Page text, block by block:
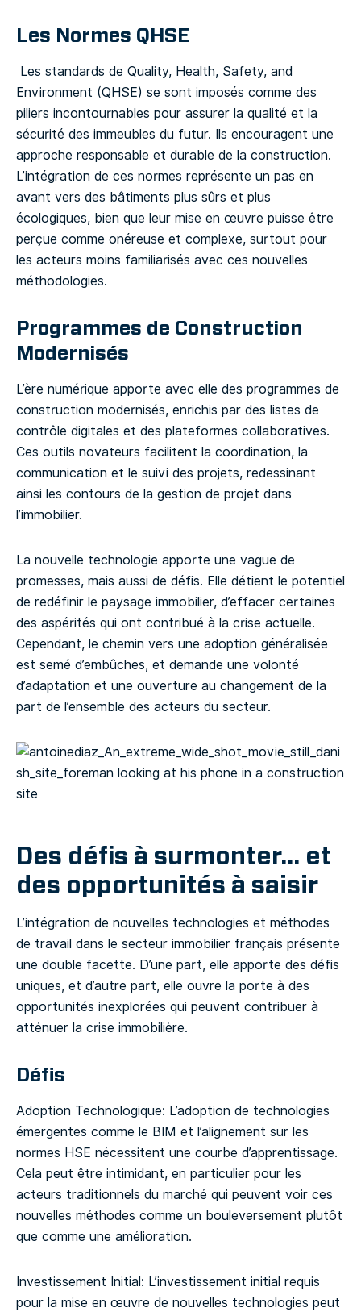
Les Normes QHSE
Les standards de Quality, Health, Safety, and
Environment (QHSE) se sont imposés comme des
piliers incontournables pour assurer la qualité et la
sécurité des immeubles du futur. Ils encouragent une
approche responsable et durable de la construction.
L’intégration de ces normes représente un pas en
avant vers des bâtiments plus sûrs et plus
écologiques, bien que leur mise en œuvre puisse être
perçue comme onéreuse et complexe, surtout pour
les acteurs moins familiarisés avec ces nouvelles
méthodologies.
Programmes de Construction
Modernisés
L’ère numérique apporte avec elle des programmes de
construction modernisés, enrichis par des listes de
contrôle digitales et des plateformes collaboratives.
Ces outils novateurs facilitent la coordination, la
communication et le suivi des projets, redessinant
ainsi les contours de la gestion de projet dans
l’immobilier.
La nouvelle technologie apporte une vague de
promesses, mais aussi de défis. Elle détient le potentiel
de redéfinir le paysage immobilier, d’effacer certaines
des aspérités qui ont contribué à la crise actuelle.
Cependant, le chemin vers une adoption généralisée
est semé d’embûches, et demande une volonté
d’adaptation et une ouverture au changement de la
part de l’ensemble des acteurs du secteur.
Des défis à surmonter… et
des opportunités à saisir
L’intégration de nouvelles technologies et méthodes
de travail dans le secteur immobilier français présente
une double facette. D’une part, elle apporte des défis
uniques, et d’autre part, elle ouvre la porte à des
opportunités inexplorées qui peuvent contribuer à
atténuer la crise immobilière.
Défis
Adoption Technologique: L’adoption de technologies
émergentes comme le BIM et l’alignement sur les
normes HSE nécessitent une courbe d’apprentissage.
Cela peut être intimidant, en particulier pour les
acteurs traditionnels du marché qui peuvent voir ces
nouvelles méthodes comme un bouleversement plutôt
que comme une amélioration.
Investissement Initial: L’investissement initial requis
pour la mise en œuvre de nouvelles technologies peut